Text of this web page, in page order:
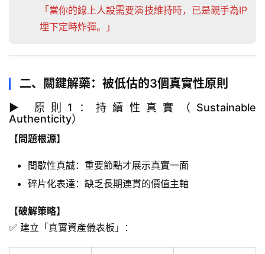
「當你的線上人設需要演技維持時，已是親手為IP
埋下定時炸彈。」
二、關鍵解藥：被低估的3個真實性原則
▶ 原則1：持續性真實（Sustainable
Authenticity）
【問題根源】
間歇性真誠：重要節點才展示真實一面
碎片化表達：缺乏長期連貫的價值主軸
【破解策略】
✅ 建立「真實資產儀表板」：